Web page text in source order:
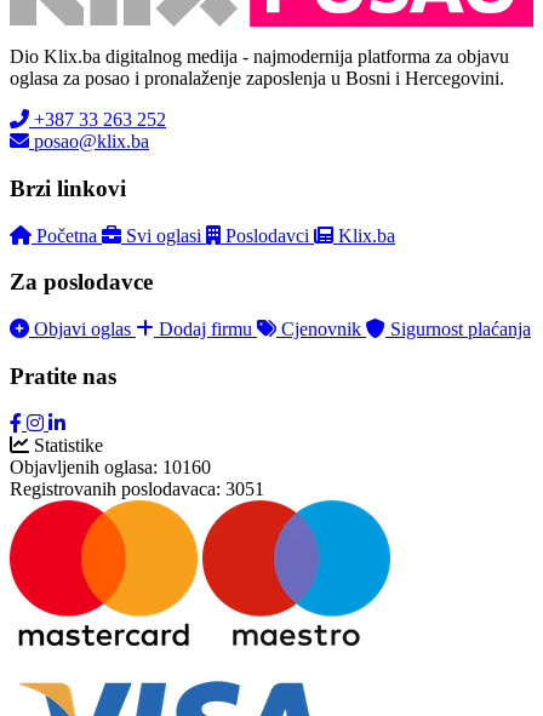
Dio Klix.ba digitalnog medija - najmodernija platforma za objavu
oglasa za posao i pronalaženje zaposlenja u Bosni i Hercegovini.
+387 33 263 252
posao@klix.ba
Brzi linkovi
Početna Svi oglasi Poslodavci Klix.ba
Za poslodavce
Objavi oglas Dodaj firmu Cjenovnik Sigurnost plaćanja
Pratite nas
Statistike
Objavljenih oglasa: 10160
Registrovanih poslodavaca: 3051